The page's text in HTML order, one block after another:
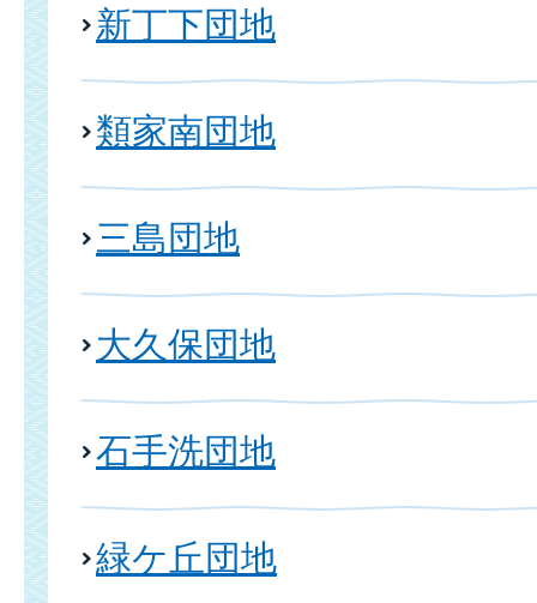
新丁下団地
類家南団地
三島団地
大久保団地
石手洗団地
緑ケ丘団地